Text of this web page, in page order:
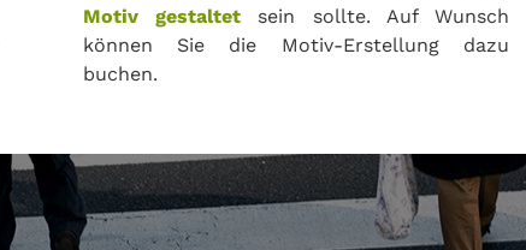
Motiv gestaltet sein sollte. Auf Wunsch
können Sie die Motiv-Erstellung dazu
buchen.